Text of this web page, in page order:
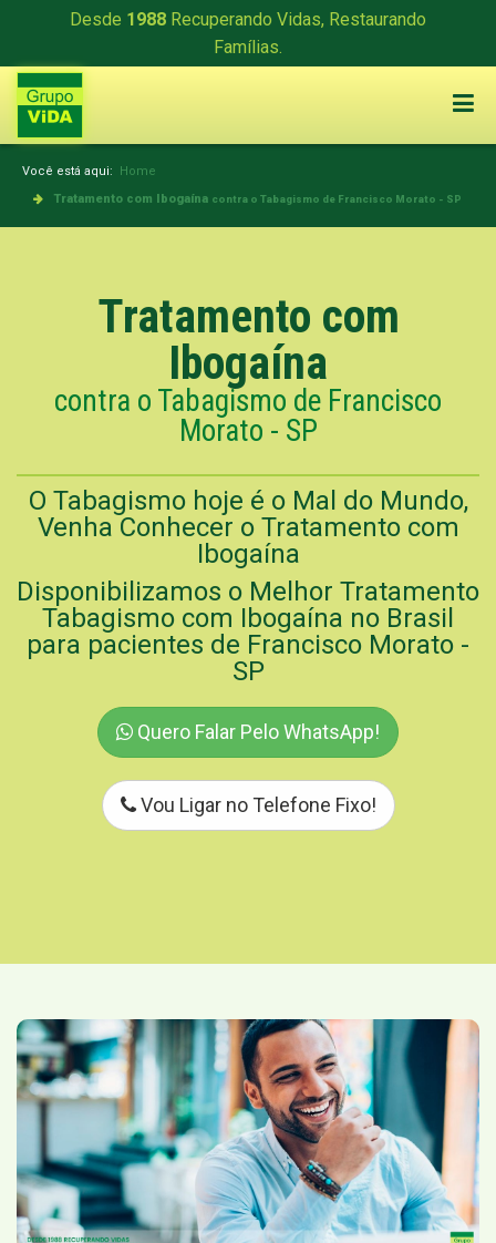
Desde 1988 Recuperando Vidas, Restaurando
Famílias.
Você está aqui: Home
Tratamento com Ibogaína contra o Tabagismo de Francisco Morato - SP
Tratamento com
Ibogaína
contra o Tabagismo de Francisco
Morato - SP
O Tabagismo hoje é o Mal do Mundo,
Venha Conhecer o Tratamento com
Ibogaína
Disponibilizamos o Melhor Tratamento
Tabagismo com Ibogaína no Brasil
para pacientes de Francisco Morato -
SP
Quero Falar Pelo WhatsApp!
Vou Ligar no Telefone Fixo!